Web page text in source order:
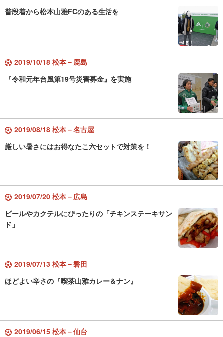
普段着から松本山雅FCのある生活を
2019/10/18 松本－鹿島
『令和元年台風第19号災害募金』を実施
2019/08/18 松本－名古屋
厳しい暑さにはお得なたこ六セットで対策を！
2019/07/20 松本－広島
ビールやカクテルにぴったりの「チキンステーキサン
ド」
2019/07/13 松本－磐田
ほどよい辛さの『喫茶山雅カレー＆ナン』
2019/06/15 松本－仙台